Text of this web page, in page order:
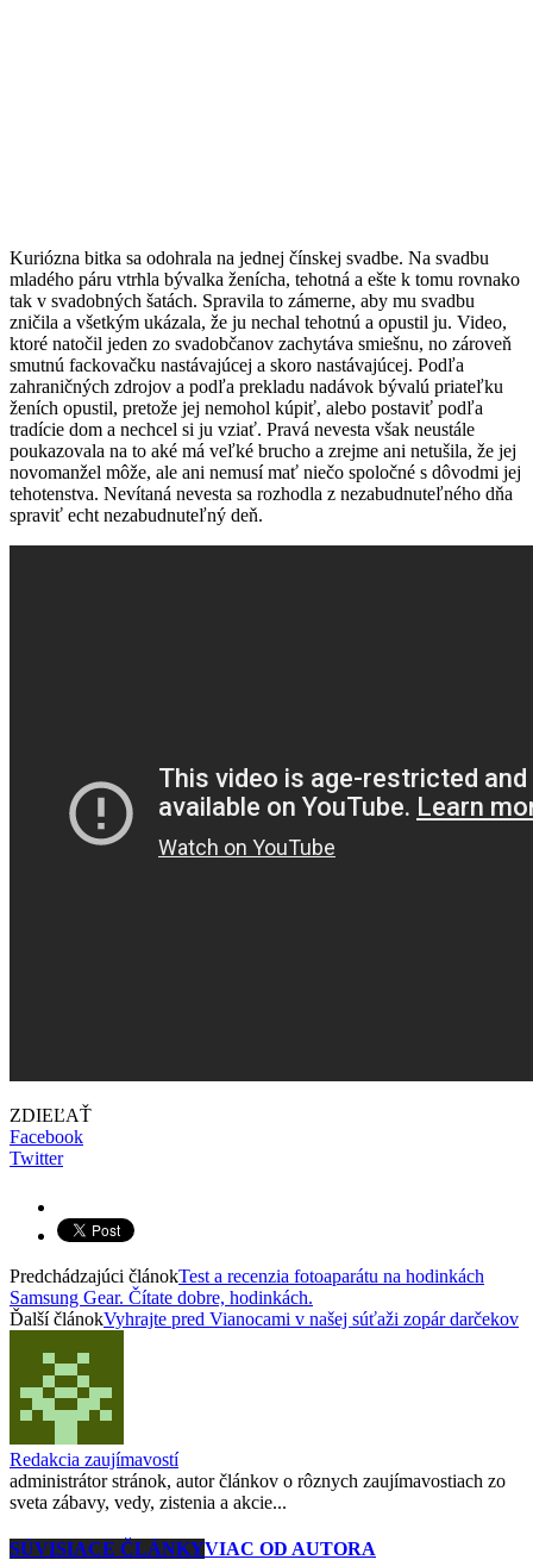
Kuriózna bitka sa odohrala na jednej čínskej svadbe. Na svadbu
mladého páru vtrhla bývalka ženícha, tehotná a ešte k tomu rovnako
tak v svadobných šatách. Spravila to zámerne, aby mu svadbu
zničila a všetkým ukázala, že ju nechal tehotnú a opustil ju. Video,
ktoré natočil jeden zo svadobčanov zachytáva smiešnu, no zároveň
smutnú fackovačku nastávajúcej a skoro nastávajúcej. Podľa
zahraničných zdrojov a podľa prekladu nadávok bývalú priateľku
ženích opustil, pretože jej nemohol kúpiť, alebo postaviť podľa
tradície dom a nechcel si ju vziať. Pravá nevesta však neustále
poukazovala na to aké má veľké brucho a zrejme ani netušila, že jej
novomanžel môže, ale ani nemusí mať niečo spoločné s dôvodmi jej
tehotenstva. Nevítaná nevesta sa rozhodla z nezabudnuteľného dňa
spraviť echt nezabudnuteľný deň.
ZDIEĽAŤ
Facebook
Twitter
Predchádzajúci článokTest a recenzia fotoaparátu na hodinkách
Samsung Gear. Čítate dobre, hodinkách.
Ďalší článokVyhrajte pred Vianocami v našej súťaži zopár darčekov
Redakcia zaujímavostí
administrátor stránok, autor článkov o rôznych zaujímavostiach zo
sveta zábavy, vedy, zistenia a akcie...
SÚVISIACE ČLÁNKYVIAC OD AUTORA